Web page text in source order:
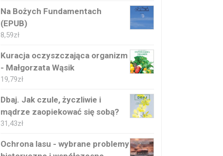
Na Bożych Fundamentach
(EPUB)
8,59zł
Kuracja oczyszczająca organizm
- Małgorzata Wąsik
19,79zł
Dbaj. Jak czule, życzliwie i
mądrze zaopiekować się sobą?
31,43zł
Ochrona lasu - wybrane problemy